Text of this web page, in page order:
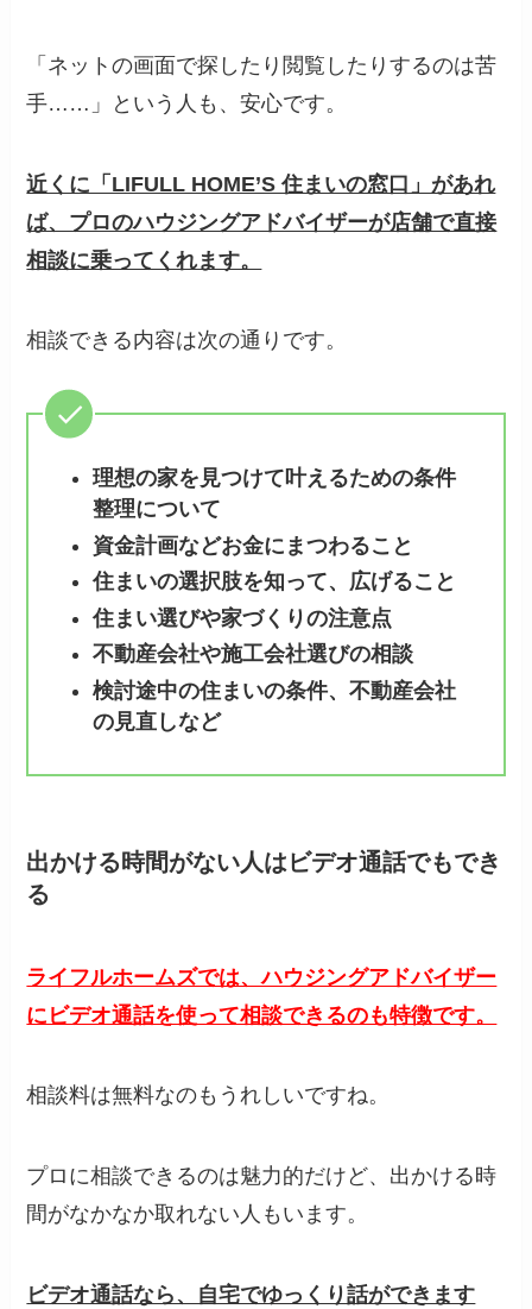
「ネットの画面で探したり閲覧したりするのは苦
手……」という人も、安心です。
近くに「LIFULL HOME’S 住まいの窓口」があれ
ば、プロのハウジングアドバイザーが店舗で直接
相談に乗ってくれます。
相談できる内容は次の通りです。
理想の家を見つけて叶えるための条件
整理について
資金計画などお金にまつわること
住まいの選択肢を知って、広げること
住まい選びや家づくりの注意点
不動産会社や施工会社選びの相談
検討途中の住まいの条件、不動産会社
の見直しなど
出かける時間がない人はビデオ通話でもでき
る
ライフルホームズでは、ハウジングアドバイザー
にビデオ通話を使って相談できるのも特徴です。
相談料は無料なのもうれしいですね。
プロに相談できるのは魅力的だけど、出かける時
間がなかなか取れない人もいます。
ビデオ通話なら、自宅でゆっくり話ができます